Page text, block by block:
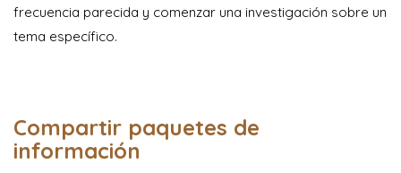
frecuencia parecida y comenzar una investigación sobre un
tema específico.
Compartir paquetes de
información